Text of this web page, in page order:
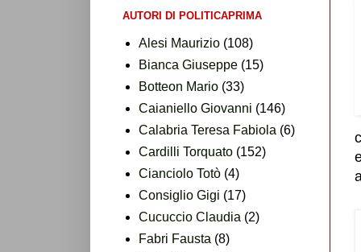
AUTORI DI POLITICAPRIMA
Alesi Maurizio (108)
Bianca Giuseppe (15)
Botteon Mario (33)
Caianiello Giovanni (146)
Calabria Teresa Fabiola (6)
Cardilli Torquato (152)
Cianciolo Totò (4)
Consiglio Gigi (17)
Cucuccio Claudia (2)
Fabri Fausta (8)